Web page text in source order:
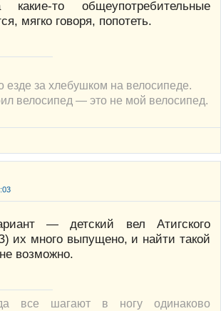
то общеупотребительные
мягко говоря, попотеть.
езде за хлебушком на велосипеде.
велосипед — это не мой велосипед.
— детский вел Атигского
их много выпущено, и найти такой
возможно.
все шагают в ногу одинаково